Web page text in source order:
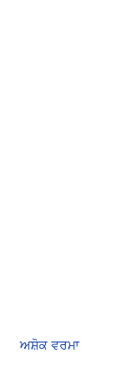
ਅਸ਼ੋਕ ਵਰਮਾ